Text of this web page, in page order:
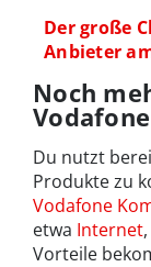
Der große
Anbieter
Noch
Du nutzt
Produkte zu
Vodafone
etwa Internet,
Vorteile